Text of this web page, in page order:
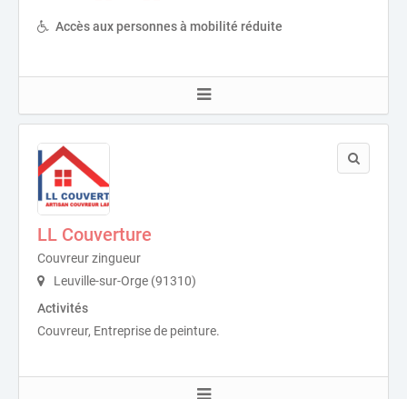
Accès aux personnes à mobilité réduite
LL Couverture
Couvreur zingueur
Leuville-sur-Orge (91310)
Activités
Couvreur, Entreprise de peinture.